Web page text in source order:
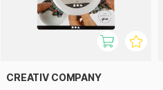
CREATIV COMPANY